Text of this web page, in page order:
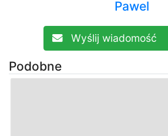
Pawel
Wyślij wiadomość
Podobne